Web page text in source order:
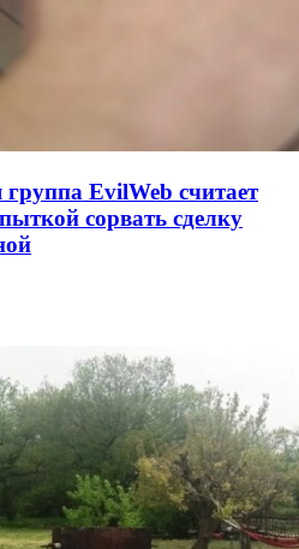
группа EvilWeb считает
сорвать сделку